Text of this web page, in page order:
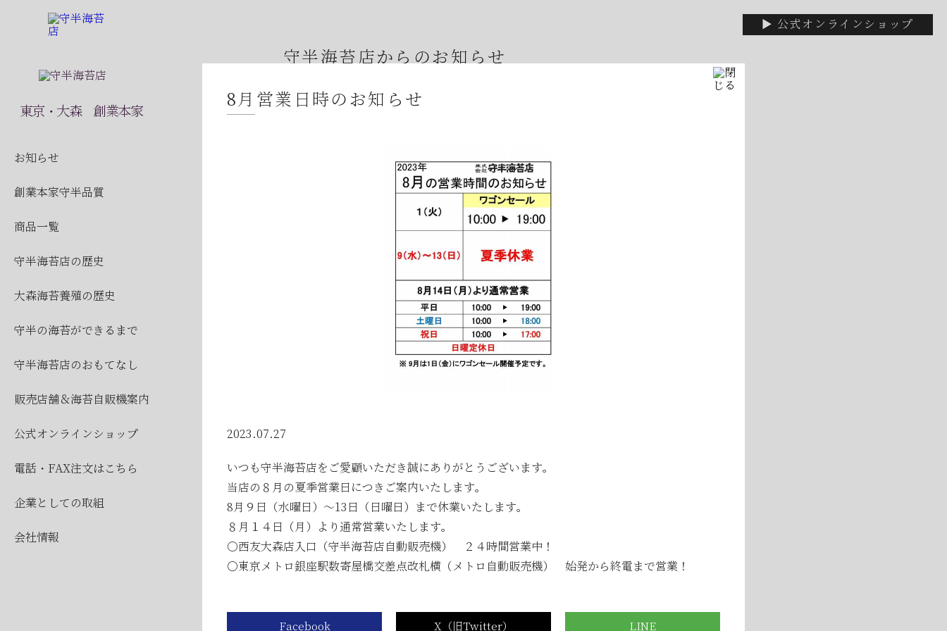
守半海苔店からのお知らせ
2026年07月23日
夏期休業期間中の休業に伴う発送とお問合せについて
2026年7月・8月の『メトロde守半海苔店』はお休みです
【2026年7月ワゴンセール開催のお知らせ】
JR大森駅開業150年記念イベントのお知らせ
6月のメトロde守半海苔店は ”麻布十番” です！
6月のメトロde守半海苔店は ”麻布十番” です！
【2026年6月ワゴンセール開催のお知らせ】
公式オンラインショップからのお知らせ
2026年07月23日
夏期休業期間中の休業に伴う発送とお問合せについて
東京・大森 創業本家
お知らせ
創業本家守半品質
商品一覧
守半海苔店の歴史
大森海苔養殖の歴史
守半の海苔ができるまで
守半海苔店のおもてなし
販売店舗＆海苔自販機案内
公式オンラインショップ
電話・FAX注文はこちら
企業としての取組
会社情報
▶ 公式オンラインショップ
8月営業日時のお知らせ
2023.07.27
いつも守半海苔店をご愛顧いただき誠にありがとうございます。
当店の８月の夏季営業日につきご案内いたします。
8月９日（水曜日）～13日（日曜日）まで休業いたします。
８月１４日（月）より通常営業いたします。
〇西友大森店入口（守半海苔店自動販売機） ２４時間営業中！
〇東京メトロ銀座駅数寄屋橋交差点改札横（メトロ自動販売機） 始発から終電まで営業！